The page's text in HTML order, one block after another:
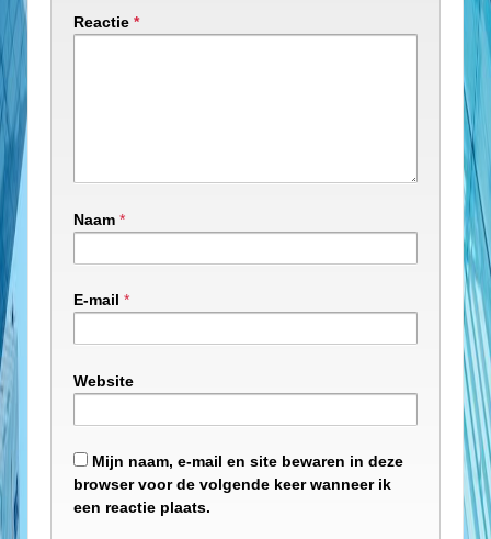
Reactie *
Naam *
E-mail *
Website
Mijn naam, e-mail en site bewaren in deze
browser voor de volgende keer wanneer ik
een reactie plaats.